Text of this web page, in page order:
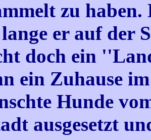
zu
er auf der
doch ein
ein Zuhause
Hunde
ausgesetzt